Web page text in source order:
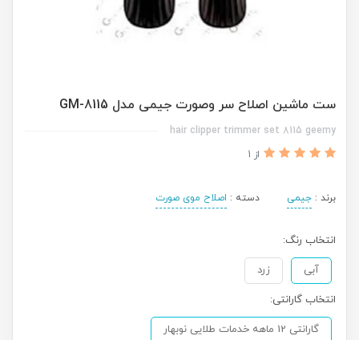
ست ماشین اصلاح سر وصورت جیمی مدل GM-8115
hair clipper trimmer set 8115 geemy
از 1
برند : جیمی دسته : اصلاح موی صورت
انتخاب رنگ:
آبی زرد
انتخاب گارانتی:
گارانتی 12 ماهه خدمات طلایی نوبهار